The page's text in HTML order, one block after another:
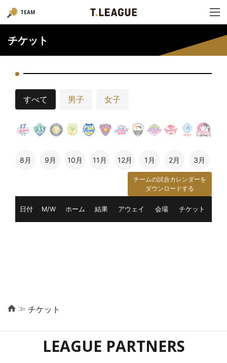
TEAM
チケット
すべて 男子 女子
8月 9月 10月 11月 12月 1月 2月 3月
チームの試合カレンダーを
ダウンロードする
日付 M/W ホーム 結果 アウェイ 会場 チケット
≫ チケット
LEAGUE PARTNERS